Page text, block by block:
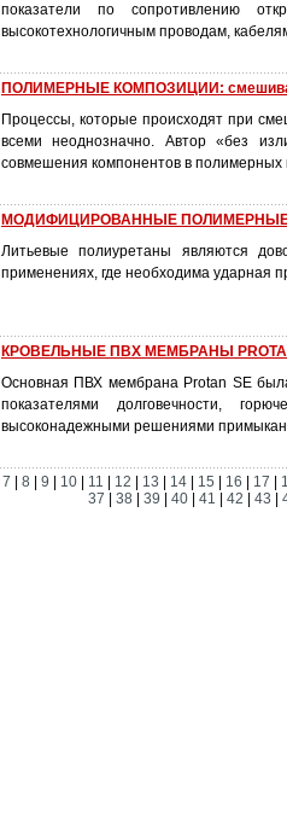
показатели по сопротивлению
высокотехнологичным проводам,
ПОЛИМЕРНЫЕ КОМПОЗИЦИИ:
Процессы, которые происходят при
всеми неоднозначно. Автор «без
совмешения компонентов в полимерных
МОДИФИЦИРОВАННЫЕ ПОЛИМЕРНЫЕ
Литьевые полиуретаны являются
применениях, где необходима ударная
КРОВЕЛЬНЫЕ ПВХ МЕМБРАНЫ
Основная ПВХ мембрана Protan SE
показателями долговечности,
высоконадежными решениями
7 8 9 10 11 12 13 14 15 16 17
37
38 39 40| 41 42 43